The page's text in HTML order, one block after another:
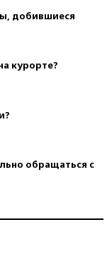
добившиеся
курорте?
обращаться с